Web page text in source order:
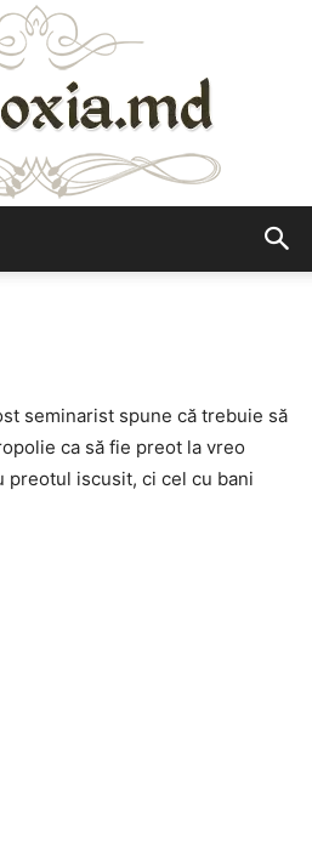
seminarist spune că trebuie să
ca să fie preot la vreo
preotul iscusit, ci cel cu bani